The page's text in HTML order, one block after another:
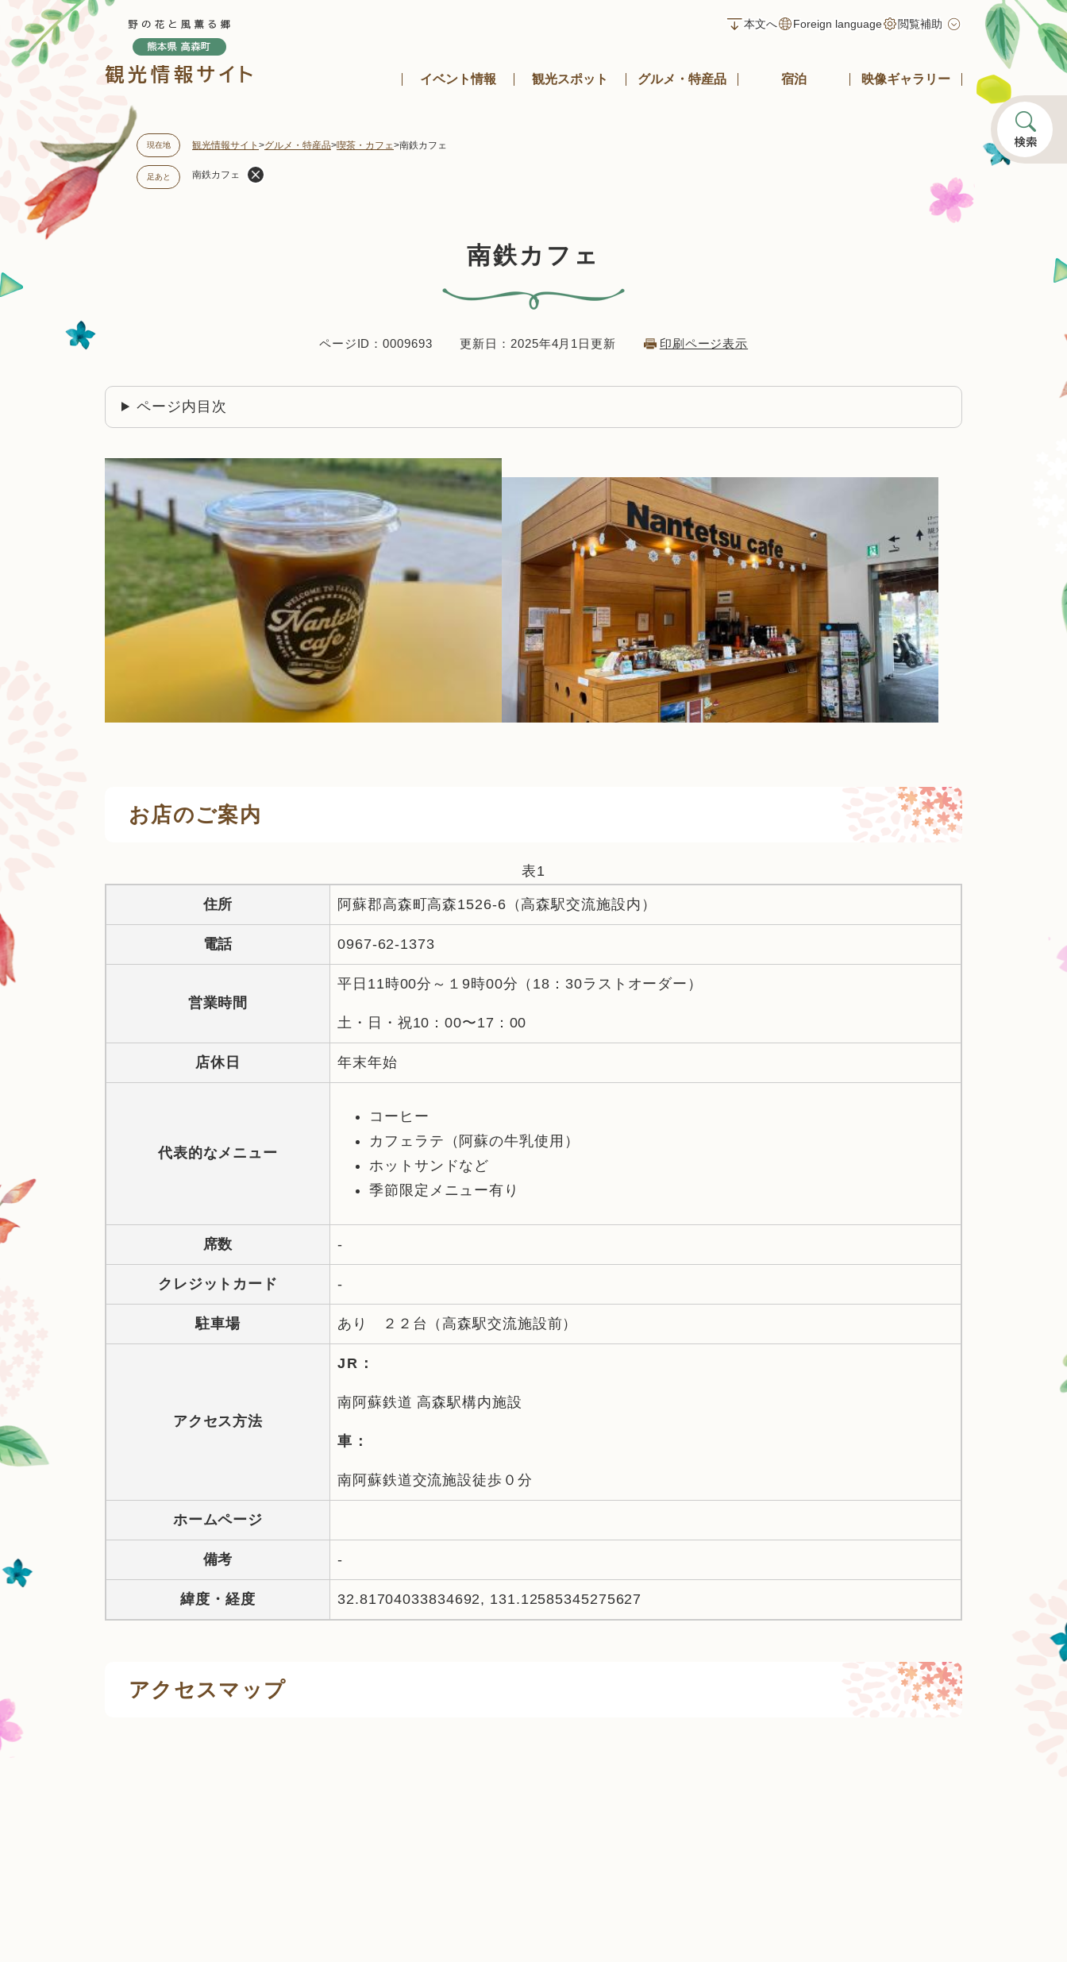
ジ
の
本文へ
Foreign language 閲覧補助
イベント情報 観光スポット グルメ・特産品 宿泊 映像ギャラリー
現在地 観光情報サイト >グルメ・特産品>喫茶・カフェ>南鉄カフェ
足あと 南鉄カフェ
南鉄カフェ
ページID：0009693 更新日：2025年4月1日更新 印刷ページ表示
ページ内目次
お店のご案内
表1
住所 阿蘇郡高森町高森1526-6（高森駅交流施設内）
電話 0967-62-1373
営業時間
平日11時00分～１9時00分（18：30ラストオーダー）
土・日・祝10：00〜17：00
店休日 年末年始
代表的なメニュー
コーヒー
カフェラテ（阿蘇の牛乳使用）
ホットサンドなど
季節限定メニュー有り
席数 -
クレジットカード -
駐車場 あり ２２台（高森駅交流施設前）
アクセス方法
JR：
南阿蘇鉄道 高森駅構内施設
車：
南阿蘇鉄道交流施設徒歩０分
ホームページ
備考 -
緯度・経度 32.81704033834692, 131.12585345275627
アクセスマップ